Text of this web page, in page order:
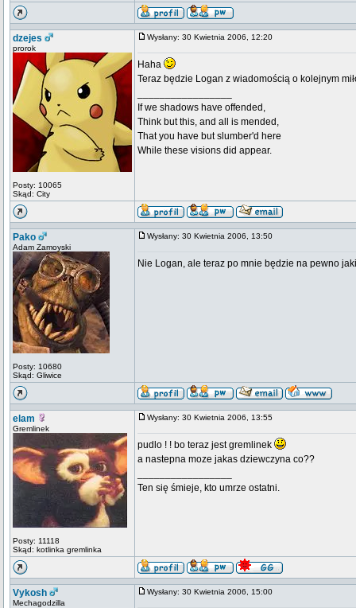
dzejes
prorok
Posty: 10065
Skąd: City
Wysłany: 30 Kwietnia 2006, 12:20
Haha
Teraz będzie Logan z wiadomością o kolejnym
If we shadows have offended,
Think but this, and all is mended,
That you have but slumber'd here
While these visions did appear.
Pako
Adam Zamoyski
Posty: 10680
Skąd: Gliwice
Wysłany: 30 Kwietnia 2006, 13:50
Nie Logan, ale teraz po mnie będzie na pewno
elam
Gremlinek
Posty: 11118
Skąd: kotlinka gremlinka
Wysłany: 30 Kwietnia 2006, 13:55
pudlo ! ! bo teraz jest gremlinek
a nastepna moze jakas dziewczyna co??
Ten się śmieje, kto umrze ostatni.
Vykosh
Mechagodzilla
Wysłany: 30 Kwietnia 2006, 15:00